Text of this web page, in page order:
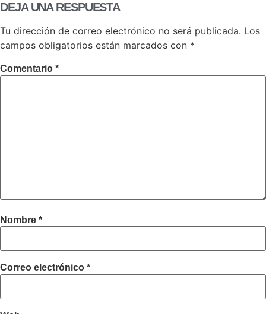
DEJA UNA RESPUESTA
Tu dirección de correo electrónico no será publicada. Los
campos obligatorios están marcados con *
Comentario *
Nombre *
Correo electrónico *